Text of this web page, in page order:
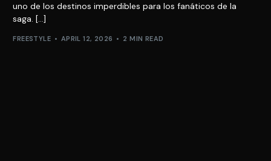
uno de los destinos imperdibles para los fanáticos de la
saga. […]
FREESTYLE APRIL 12, 2026 2 MIN READ